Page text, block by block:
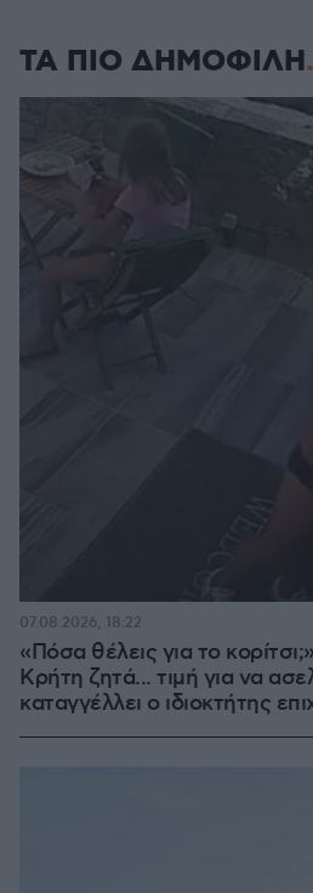
ΤΑ ΠΙΟ ΔΗΜΟΦΙΛΗ
«Πόσα θέλεις για το
Κρήτη ζητά... τιμή για να
καταγγέλλει ο ιδιοκτήτης
07.08.2026, 18:22